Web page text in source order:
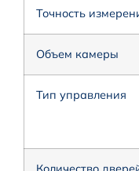
Точность
Объем камеры
Тип управления